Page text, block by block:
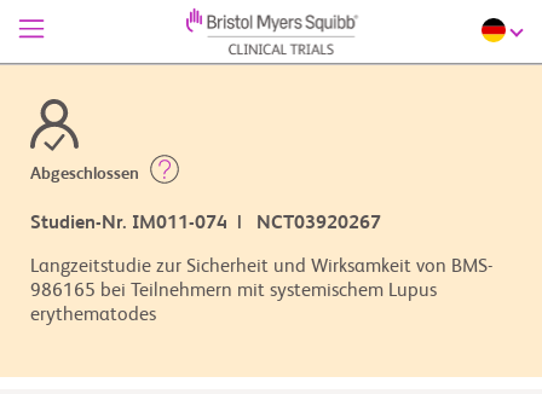
Abgeschlossen
Studien-Nr. IM011-074 | NCT03920267
Langzeitstudie zur Sicherheit und Wirksamkeit von BMS-
986165 bei Teilnehmern mit systemischem Lupus
erythematodes